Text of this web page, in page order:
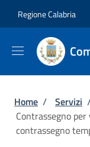
Regione Calabria
Briciole
Home / Servizi
Contrassegno
contrassegno